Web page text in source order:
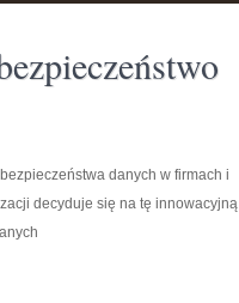
danych w firmach i
decyduje się na tę innowacyjną